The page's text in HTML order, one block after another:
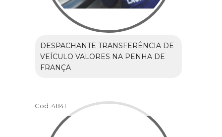
DESPACHANTE TRANSFERÊNCIA DE
VEÍCULO VALORES NA PENHA DE
FRANÇA
Cod.:4841